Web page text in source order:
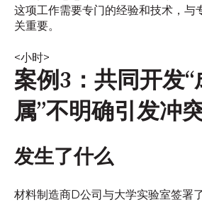
这项工作需要专门的经验和技术，与
关重要。
<小时>
案例3：共同开发“
属”不明确引发冲
发生了什么
材料制造商D公司与大学实验室签署